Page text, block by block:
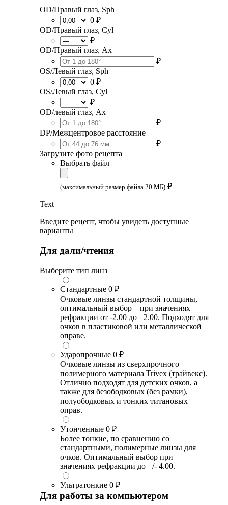
OD/Правый глаз, Sph
0 ₽
OD/Правый глаз, Cyl
₽
OD/Правый глаз, Ax
₽
OS/Левый глаз, Sph
0 ₽
OS/Левый глаз, Cyl
₽
OD/левый глаз, Ax
₽
DP/Межцентровое расстояние
₽
Загрузите фото рецепта
Выбрать файл
(максимальный размер файла 20 МБ) ₽
Text
Введите рецепт, чтобы увидеть доступные
варианты
Для дали/чтения
Выберите тип линз
Стандартные 0 ₽
Очковые линзы стандартной толщины,
оптимальный выбор – при значениях
рефракции от -2.00 до +2.00. Подходят для
очков в пластиковой или металлической
оправе.
Ударопрочные 0 ₽
Очковые линзы из сверхпрочного
полимерного материала Trivex (трайвекс).
Отлично подходят для детских очков, а
также для безободковых (без рамки),
полуободковых и тонких титановых
оправ.
Утонченные 0 ₽
Более тонкие, по сравнению со
стандартными, полимерные линзы для
очков. Оптимальный выбор при
значениях рефракции до +/- 4.00.
Ультратонкие 0 ₽
Для работы за компьютером